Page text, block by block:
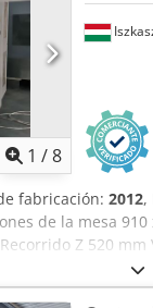
Mi:845
25 kVA;
especialmente
doble paleta
1 /8
fabricación: 2012,
de la mesa
Z 520
de
Equipos,